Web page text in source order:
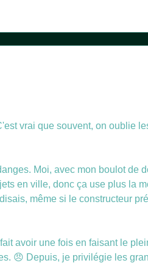
vrai que souvent, on oublie
Moi, avec mon boulot de
en ville, donc ça use plus la
même si le constructeur
avoir une fois en faisant le
😠 Depuis, je privilégie les